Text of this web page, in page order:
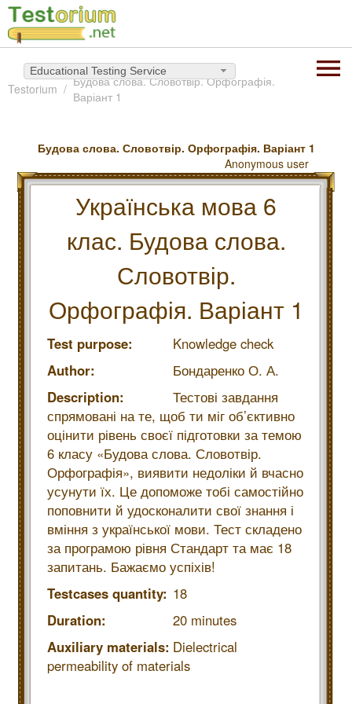
Educational Testing Service
Testorium
Будова слова. Словотвір. Орфографія.
Варіант 1
Будова слова. Словотвір. Орфографія. Варіант 1
Anonymous user
Українська мова 6
клас. Будова слова.
Словотвір.
Орфографія. Варіант 1
Test purpose:
Knowledge check
Author:
Бондаренко О. А.
Description:
Тестові завдання
спрямовані на те, щоб ти міг об’єктивно
оцінити рівень своєї підготовки за темою
6 класу «Будова слова. Словотвір.
Орфографія», виявити недоліки й вчасно
усунути їх. Це допоможе тобі самостійно
поповнити й удосконалити свої знання і
вміння з української мови. Тест складено
за програмою рівня Стандарт та має 18
запитань. Бажаємо успіхів!
Testcases quantity: 18
Duration:
20 minutes
Auxiliary materials: Dielectrical
permeability of materials